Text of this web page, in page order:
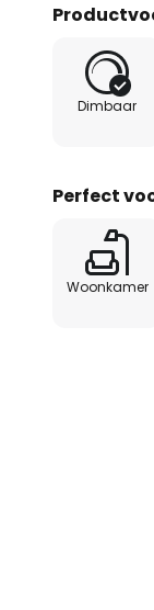
Dimbaar
Perfect
Woonkamer